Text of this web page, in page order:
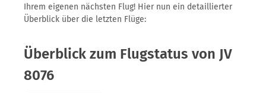
Ihrem eigenen nächsten Flug! Hier nun ein detaillierter
Überblick über die letzten Flüge:
Überblick zum Flugstatus von JV
8076